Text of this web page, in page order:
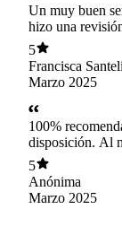
Un muy buen
hizo una
instalaciones,
terminaciones…
saber que todo
esperaba
recomendable 👍
5
Francisca
Marzo 2025
100%
disposición. Al
muy detallista y
amable, de
grato trabajar
5
Anónima
Marzo 2025